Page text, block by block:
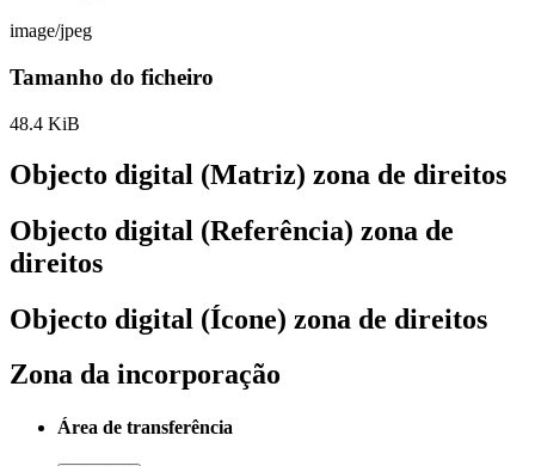
image/jpeg
Tamanho do ficheiro
48.4 KiB
Objecto digital (Matriz) zona de direitos
Objecto digital (Referência) zona de
direitos
Objecto digital (Ícone) zona de direitos
Zona da incorporação
Área de transferência